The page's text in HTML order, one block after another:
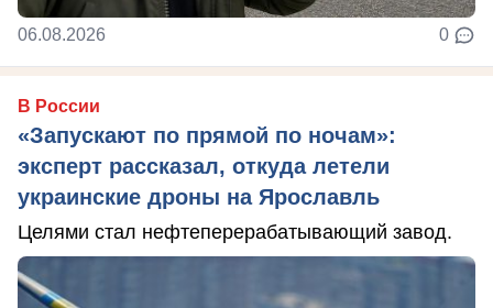
06.08.2026 0
В России
«Запускают по прямой по ночам»:
эксперт рассказал, откуда летели
украинские дроны на Ярославль
Целями стал нефтеперерабатывающий завод.